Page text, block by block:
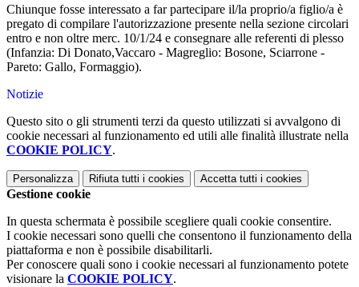
Chiunque fosse interessato a far partecipare il/la proprio/a figlio/a è
pregato di compilare l'autorizzazione presente nella sezione circolari
entro e non oltre merc. 10/1/24 e consegnare alle referenti di plesso
(Infanzia: Di Donato,Vaccaro - Magreglio: Bosone, Sciarrone -
Pareto: Gallo, Formaggio).
Notizie
Questo sito o gli strumenti terzi da questo utilizzati si avvalgono di
cookie necessari al funzionamento ed utili alle finalità illustrate nella
COOKIE POLICY.
Personalizza Rifiuta tutti i cookies Accetta tutti i cookies
Gestione cookie
In questa schermata è possibile scegliere quali cookie consentire.
I cookie necessari sono quelli che consentono il funzionamento della
piattaforma e non è possibile disabilitarli.
Per conoscere quali sono i cookie necessari al funzionamento potete
visionare la COOKIE POLICY.